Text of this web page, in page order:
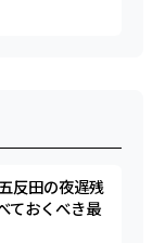
反田の夜遅残
ておくべき最